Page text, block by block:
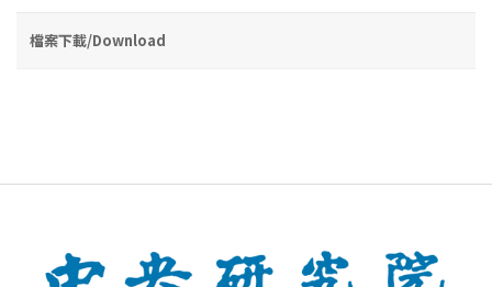
檔案下載/Download